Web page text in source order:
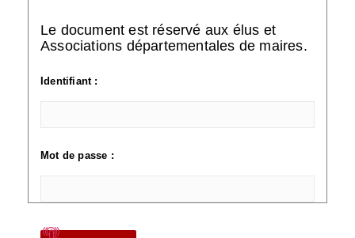
Le document est réservé aux élus et
Associations départementales de maires.
Identifiant :
Mot de passe :